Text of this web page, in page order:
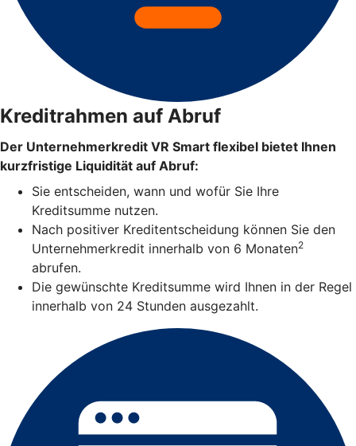
Kreditrahmen auf Abruf
Der Unternehmerkredit VR Smart flexibel bietet Ihnen
kurzfristige Liquidität auf Abruf:
Sie entscheiden, wann und wofür Sie Ihre
Kreditsumme nutzen.
Nach positiver Kreditentscheidung können Sie den
Unternehmerkredit innerhalb von 6 Monaten2
abrufen.
Die gewünschte Kreditsumme wird Ihnen in der Regel
innerhalb von 24 Stunden ausgezahlt.